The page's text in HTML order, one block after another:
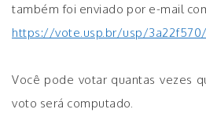
também foi enviado por e-mail
https://vote.usp.br/usp/
Você pode votar quantas vezes
voto será computado.